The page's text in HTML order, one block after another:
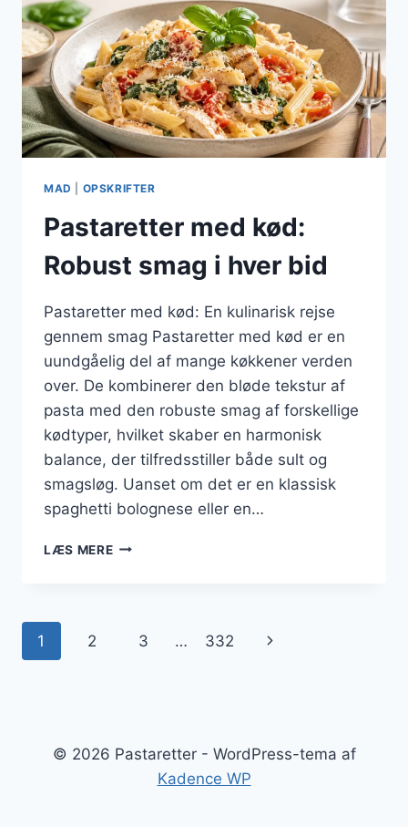
MAD OPSKRIFTER
Pastaretter med kød:
Robust smag i hver bid
Pastaretter med kød: En kulinarisk rejse
gennem smag Pastaretter med kød er en
uundgåelig del af mange køkkener verden
over. De kombinerer den bløde tekstur af
pasta med den robuste smag af forskellige
kødtyper, hvilket skaber en harmonisk
balance, der tilfredsstiller både sult og
smagsløg. Uanset om det er en klassisk
spaghetti bolognese eller en…
LÆS MEREPASTARETTER
Side
1 2 3 … 332
Næste
© 2026 Pastaretter - WordPress-tema af
Kadence WP